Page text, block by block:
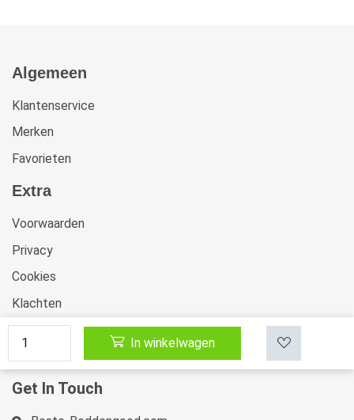
In winkelwagen
Algemeen
Klantenservice
Merken
Favorieten
Extra
Voorwaarden
Privacy
Cookies
Klachten
Retourneren & Ruilen
Get In Touch